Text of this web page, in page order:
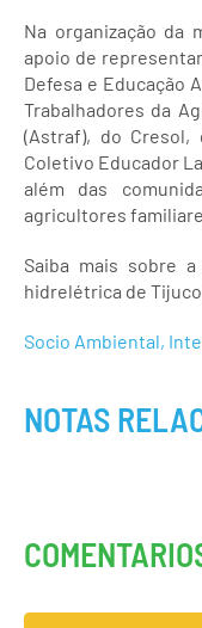
Na organização da
apoio de
Defesa e Educação
Trabalhadores da
(Astraf), do Cresol,
Coletivo Educador
além das
agricultores
Saiba mais sobre
hidrelétrica de
Socio Ambiental,
NOTAS